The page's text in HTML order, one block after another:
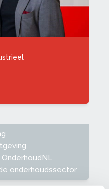
onderhoudssector